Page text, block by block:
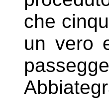
che
un vero